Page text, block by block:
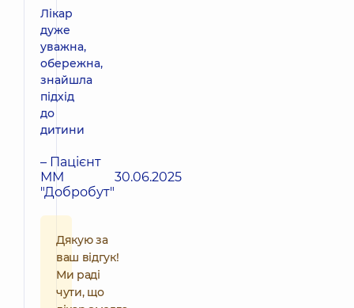
Лікар
дуже
уважна,
обережна,
знайшла
підхід
до
дитини
– Пацієнт
ММ
"Добробут"
30.06.2025
Дякую за
ваш відгук!
Ми раді
чути, що